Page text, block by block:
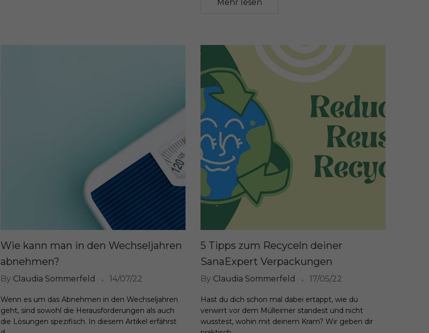
Mehr lesen
Wie kann man in den Wechseljahren
abnehmen?
By Claudia Sommerfeld 14/07/22
Wenn es um das Abnehmen in den Wechseljahren
geht, sind sowohl die Herausforderungen als auch
die Lösungen spezifisch. In diesem Artikel erfährst
5 Tipps zum Recyceln deiner
SanaExpert Verpackungen
By Claudia Sommerfeld 17/05/22
Hast du dich schon mal dabei ertappt, wie du
verwirrt vor dem Mülleimer standest und nicht
wusstest, wohin mit deinem Kram? Wir geben dir